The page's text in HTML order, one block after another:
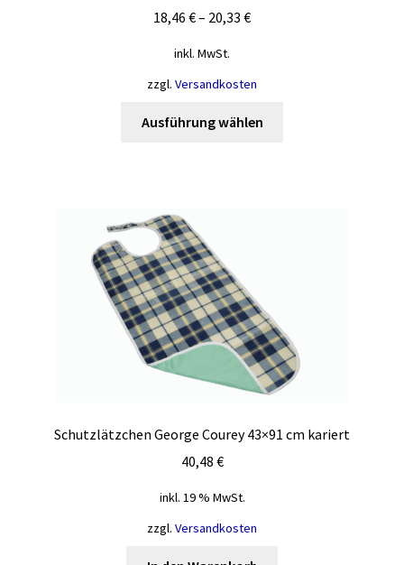
18,46 €– 20,33 €
inkl. MwSt.
zzgl. Versandkosten
Ausführung wählen
der
Produktseite
gewählt
Schutzlätzchen George Courey 43×91 cm kariert
40,48 €
inkl. 19 % MwSt.
zzgl. Versandkosten